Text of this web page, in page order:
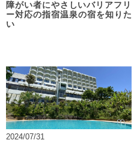
障がい者にやさしいバリアフリ
ー対応の指宿温泉の宿を知りた
い
2024/07/31